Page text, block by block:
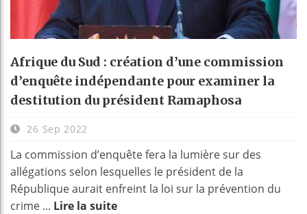
Afrique du Sud : création d’une commission
d’enquête indépendante pour examiner la
destitution du président Ramaphosa
26 Sep 2022
La commission d’enquête fera la lumière sur des
allégations selon lesquelles le président de la
République aurait enfreint la loi sur la prévention du
crime ... Lire la suite